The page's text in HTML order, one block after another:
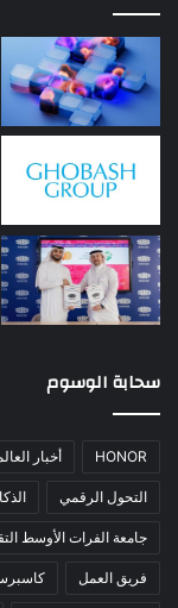
سحابة الوسوم
HONOR أخبار
التحول الرقمي
جامعة الفرات الأوسط
فريق العمل